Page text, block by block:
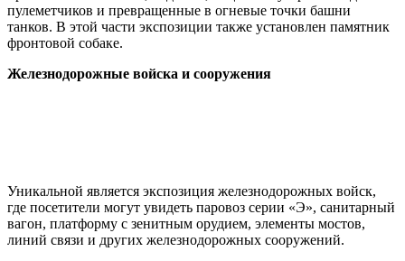
пулеметчиков и превращенные в огневые точки башни
танков. В этой части экспозиции также установлен памятник
фронтовой собаке.
Железнодорожные войска и сооружения
Уникальной является экспозиция железнодорожных войск,
где посетители могут увидеть паровоз серии «Э», санитарный
вагон, платформу с зенитным орудием, элементы мостов,
линий связи и других железнодорожных сооружений.